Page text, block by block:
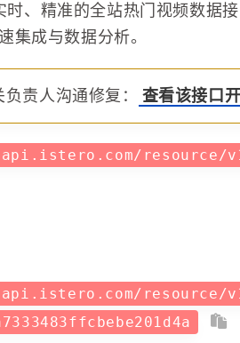
时、精准的全站热门视频数据
集成与数据分析。
责人沟通修复： 查看该接口
resource/
resource/